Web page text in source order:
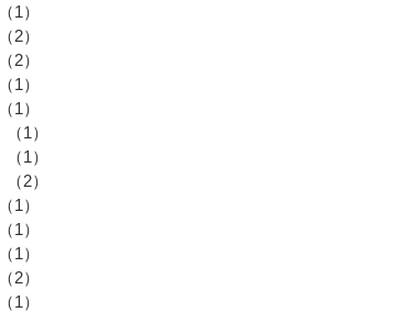
（1）
（2）
（2）
（1）
（1）
（1）
（1）
（2）
（1）
（1）
（1）
（2）
（1）